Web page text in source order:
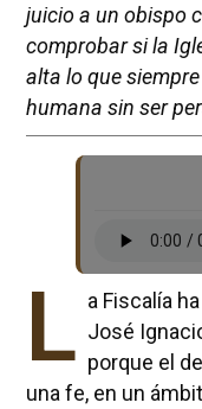
juicio a un obispo
comprobar si la
alta lo que
humana sin ser
L a Fiscalía
José
porque el
una fe, en un